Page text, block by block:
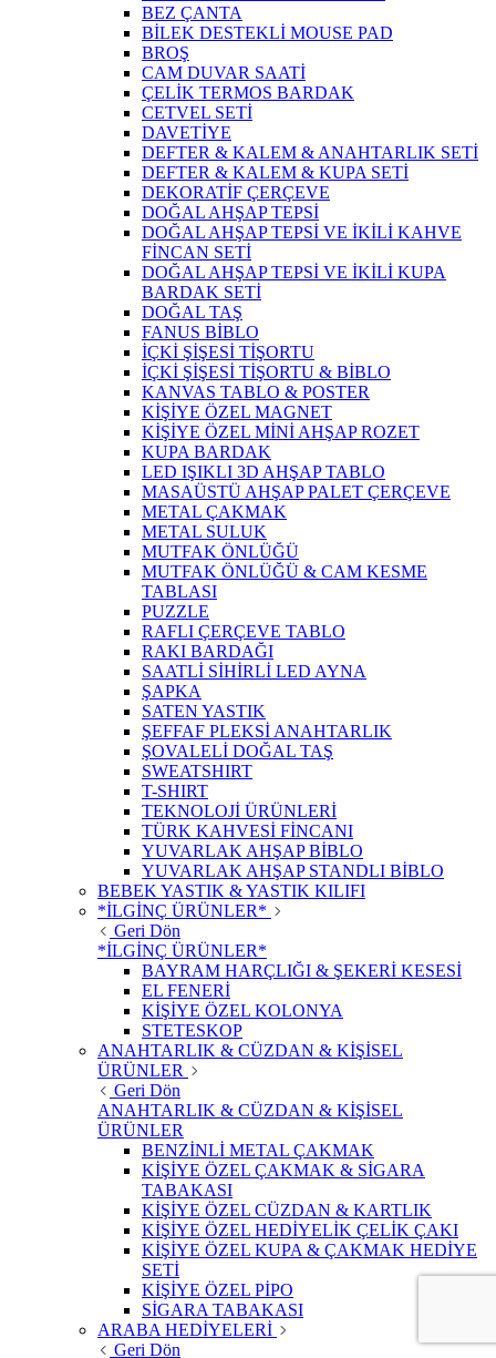
BEZ ÇANTA
BİLEK DESTEKLİ MOUSE PAD
BROŞ
CAM DUVAR SAATİ
ÇELİK TERMOS BARDAK
CETVEL SETİ
DAVETİYE
DEFTER & KALEM & ANAHTARLIK SETİ
DEFTER & KALEM & KUPA SETİ
DEKORATİF ÇERÇEVE
DOĞAL AHŞAP TEPSİ
DOĞAL AHŞAP TEPSİ VE İKİLİ KAHVE
FİNCAN SETİ
DOĞAL AHŞAP TEPSİ VE İKİLİ KUPA
BARDAK SETİ
DOĞAL TAŞ
FANUS BİBLO
İÇKİ ŞİŞESİ TİŞORTU
İÇKİ ŞİŞESİ TİŞORTU & BİBLO
KANVAS TABLO & POSTER
KİŞİYE ÖZEL MAGNET
KİŞİYE ÖZEL MİNİ AHŞAP ROZET
KUPA BARDAK
LED IŞIKLI 3D AHŞAP TABLO
MASAÜSTÜ AHŞAP PALET ÇERÇEVE
METAL ÇAKMAK
METAL SULUK
MUTFAK ÖNLÜĞÜ
MUTFAK ÖNLÜĞÜ & CAM KESME
TABLASI
PUZZLE
RAFLI ÇERÇEVE TABLO
RAKI BARDAĞI
SAATLİ SİHİRLİ LED AYNA
ŞAPKA
SATEN YASTIK
ŞEFFAF PLEKSİ ANAHTARLIK
ŞOVALELİ DOĞAL TAŞ
SWEATSHIRT
T-SHIRT
TEKNOLOJİ ÜRÜNLERİ
TÜRK KAHVESİ FİNCANI
YUVARLAK AHŞAP BİBLO
YUVARLAK AHŞAP STANDLI BİBLO
BEBEK YASTIK & YASTIK KILIFI
*İLGİNÇ ÜRÜNLER*
Geri Dön
*İLGİNÇ ÜRÜNLER*
BAYRAM HARÇLIĞI & ŞEKERİ KESESİ
EL FENERİ
KİŞİYE ÖZEL KOLONYA
STETESKOP
ANAHTARLIK & CÜZDAN & KİŞİSEL
ÜRÜNLER
Geri Dön
ANAHTARLIK & CÜZDAN & KİŞİSEL
ÜRÜNLER
BENZİNLİ METAL ÇAKMAK
KİŞİYE ÖZEL ÇAKMAK & SİGARA
TABAKASI
KİŞİYE ÖZEL CÜZDAN & KARTLIK
KİŞİYE ÖZEL HEDİYELİK ÇELİK ÇAKI
KİŞİYE ÖZEL KUPA & ÇAKMAK HEDİYE
SETİ
KİŞİYE ÖZEL PİPO
SİGARA TABAKASI
ARABA HEDİYELERİ
Geri Dön